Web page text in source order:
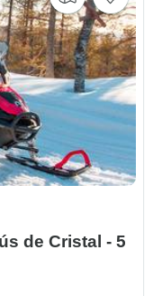
de Cristal - 5